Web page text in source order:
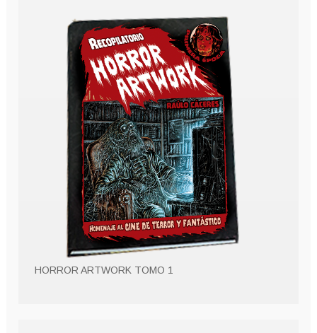
HORROR ARTWORK TOMO 1